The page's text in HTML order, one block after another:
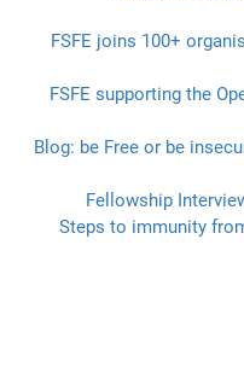
FSFE joins 100+
FSFE supporting the
Blog: be Free or be
Fellowship
4 Steps to immunity